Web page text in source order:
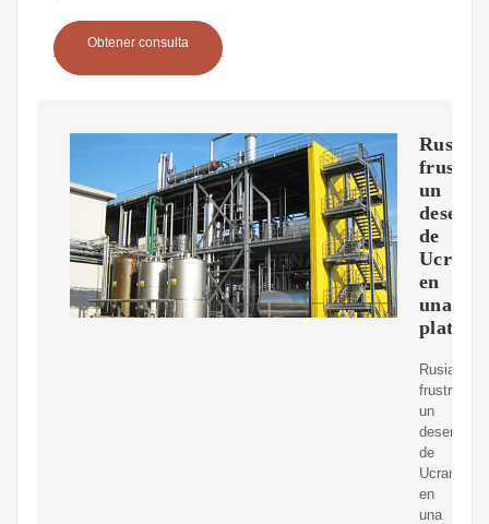
Obtener consulta
Rusia
frustra
un
de
en
una
Rusia
frustra
un
de
Ucrania
en
una